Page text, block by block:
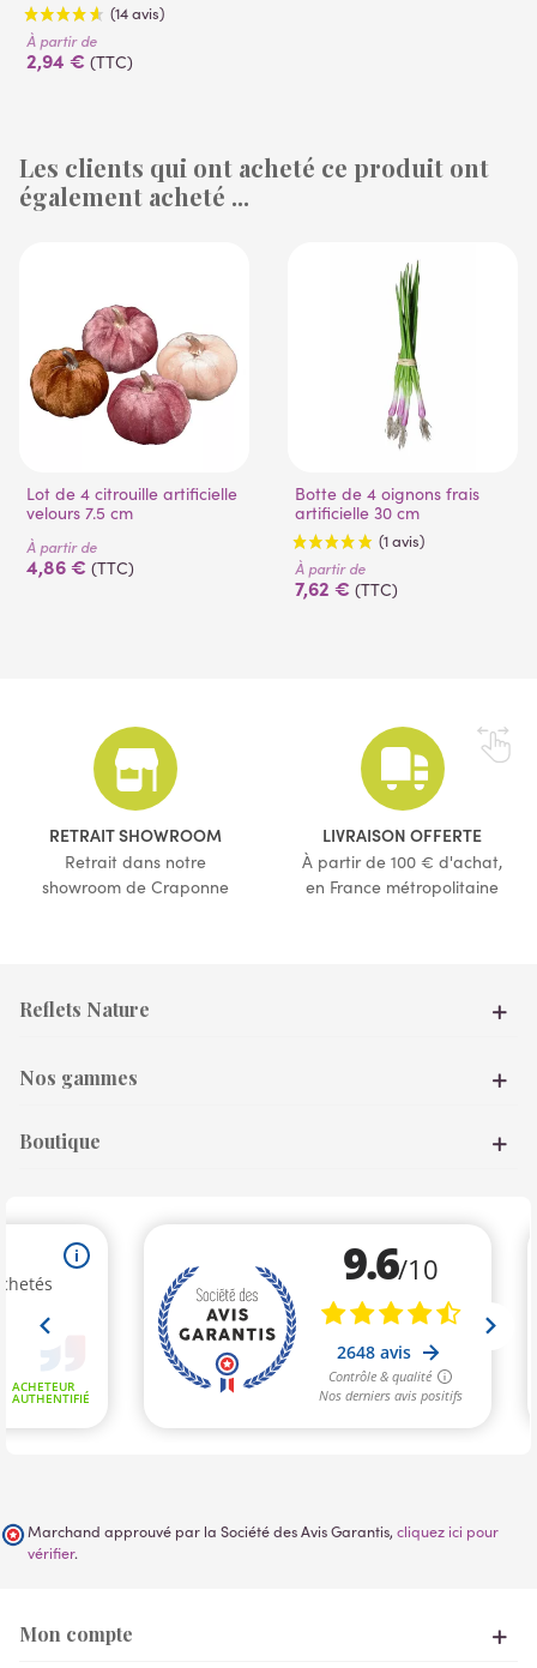
À partir de
2,94 € (TTC)
Les clients qui ont acheté ce produit ont
également acheté ...
Lot de 4 citrouille artificielle
velours 7.5 cm
À partir de
4,86 € (TTC)
Botte de 4 oignons frais
artificielle 30 cm
(1 avis)
À partir de
7,62 € (TTC)
RETRAIT SHOWROOM
Retrait dans notre
showroom de Craponne
LIVRAISON OFFERTE
À partir de 100 € d'achat,
en France métropolitaine
Reflets Nature
Nos gammes
Boutique
Marchand approuvé par la Société des Avis Garantis, cliquez ici pour
vérifier.
Mon compte